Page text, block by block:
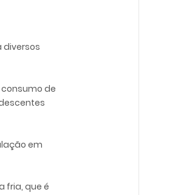
diversos
consumo de
em
fria, que é